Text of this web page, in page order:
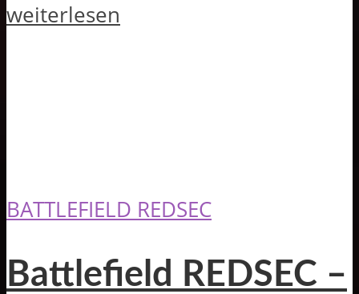
weiterlesen
BATTLEFIELD REDSEC
Battlefield REDSEC –